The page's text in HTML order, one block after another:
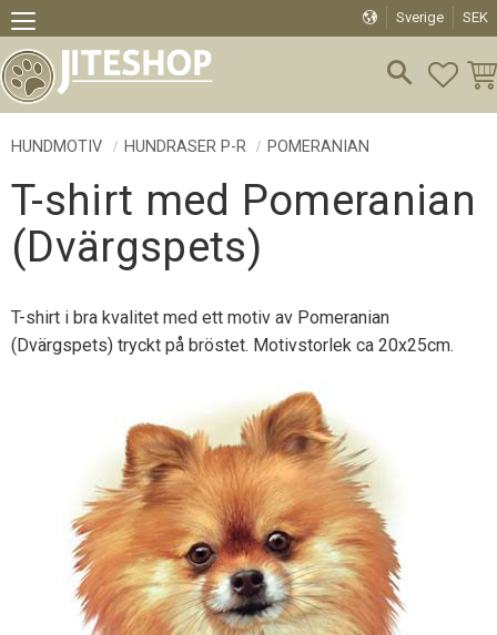
Meny
Sverige SEK
HUNDMOTIV HUNDRASER P-R POMERANIAN
T-shirt med Pomeranian
(Dvärgspets)
T-shirt i bra kvalitet med ett motiv av Pomeranian
(Dvärgspets) tryckt på bröstet. Motivstorlek ca 20x25cm.